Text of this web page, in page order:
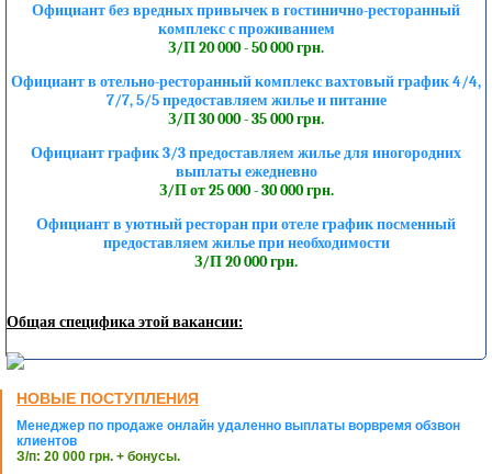
Официант без вредных привычек в гостинично-ресторанный
комплекс с проживанием
З/П 20 000 - 50 000 грн.
Официант в отельно-ресторанный комплекс вахтовый график 4/4,
7/7, 5/5 предоставляем жилье и питание
З/П 30 000 - 35 000 грн.
Официант график 3/3 предоставляем жилье для иногородних
выплаты ежедневно
З/П от 25 000 - 30 000 грн.
Официант в уютный ресторан при отеле график посменный
предоставляем жилье при необходимости
З/П 20 000 грн.
Общая специфика этой вакансии:
НОВЫЕ ПОСТУПЛЕНИЯ
Менеджер по продаже онлайн удаленно выплаты ворвремя обзвон
клиентов
З/п: 20 000 грн. + бонусы.